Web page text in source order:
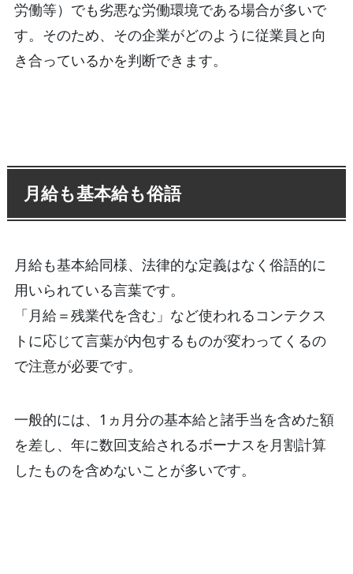
労働等）でも劣悪な労働環境である場合が多いで
す。そのため、その企業がどのように従業員と向
き合っているかを判断できます。
月給も基本給も俗語
月給も基本給同様、法律的な定義はなく俗語的に
用いられている言葉です。
「月給＝残業代を含む」など使われるコンテクス
トに応じて言葉が内包するものが変わってくるの
で注意が必要です。
一般的には、1ヵ月分の基本給と諸手当を含めた額
を差し、年に数回支給されるボーナスを月割計算
したものを含めないことが多いです。